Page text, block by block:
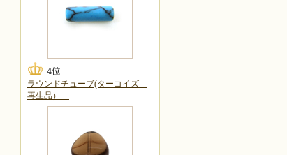
ラウンドチューブ(ターコイズ
再生品）